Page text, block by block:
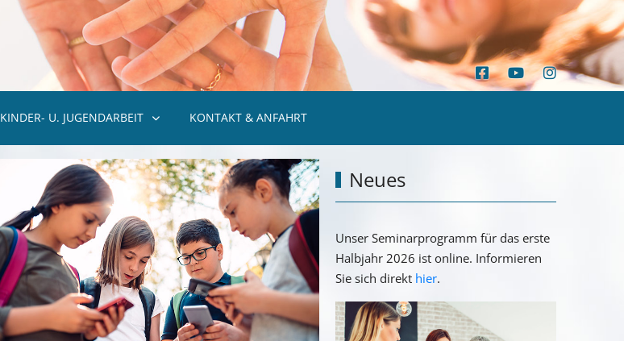
KINDER- U. JUGENDARBEIT KONTAKT & ANFAHRT
Neues
Unser Seminarprogramm für das erste
Halbjahr 2026 ist online. Informieren
Sie sich direkt hier.